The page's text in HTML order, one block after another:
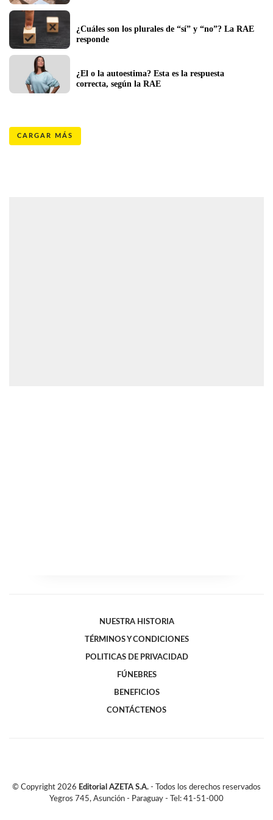
¿Cuáles son los plurales de “sí” y “no”? La RAE
responde
¿El o la autoestima? Esta es la respuesta
correcta, según la RAE
CARGAR MÁS
NUESTRA HISTORIA
TÉRMINOS Y CONDICIONES
POLITICAS DE PRIVACIDAD
FÚNEBRES
BENEFICIOS
CONTÁCTENOS
© Copyright 2026 Editorial AZETA S.A. - Todos los derechos reservados
Yegros 745, Asunción - Paraguay - Tel: 41-51-000